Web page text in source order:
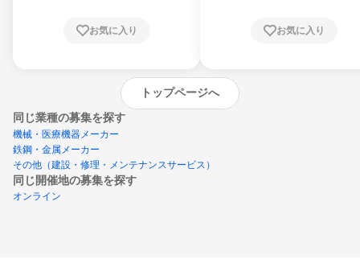
お気に入り お気に入り
トップページへ
同じ業種の募集を探す
機械・医療機器メーカー
鉄鋼・金属メーカー
その他（建設・修理・メンテナンスサービス）
同じ開催地の募集を探す
オンライン